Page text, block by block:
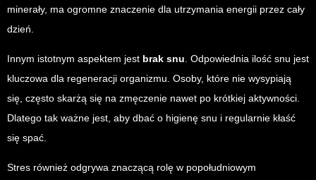
minerały, ma ogromne znaczenie dla utrzymania energii przez cały
dzień.
Innym istotnym aspektem jest brak snu . Odpowiednia ilość snu jest
kluczowa dla regeneracji organizmu. Osoby, które nie wysypiają
się, często skarżą się na zmęczenie nawet po krótkiej aktywności.
Dlatego tak ważne jest, aby dbać o higienę snu i regularnie kłaść
się spać.
Stres również odgrywa znaczącą rolę w popołudniowym